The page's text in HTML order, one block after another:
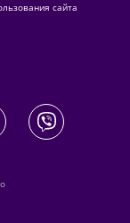
сайта